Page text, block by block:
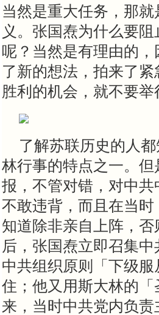
当然是重大任务，那
义。张国焘为什么要
呢？当然是有理由的，
了新的想法，拍来了
胜利的机会，就不要举
了解苏联历史的人
林行事的特点之一。
报，不管对错，对中
不敢违背，而且在当
知道除非亲自上阵，
后，张国焘立即召集
中共组织原则「下级
住；他又用斯大林的
来，当时中共党内负